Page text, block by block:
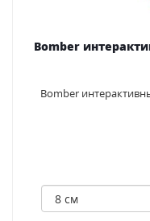
Bomber
Bomber